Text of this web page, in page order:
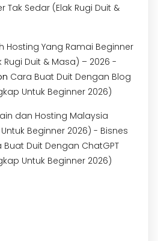
Tak Sedar (Elak Rugi Duit &
Hosting Yang Ramai Beginner
Rugi Duit & Masa) – 2026 -
Cara Buat Duit Dengan Blog
Untuk Beginner 2026)
dan Hosting Malaysia
Beginner 2026) - Bisnes
Buat Duit Dengan ChatGPT
Untuk Beginner 2026)